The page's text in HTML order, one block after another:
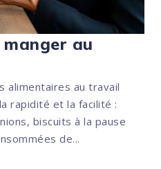
au
alimentaires au travail
rapidité et la facilité :
biscuits à la pause
de...